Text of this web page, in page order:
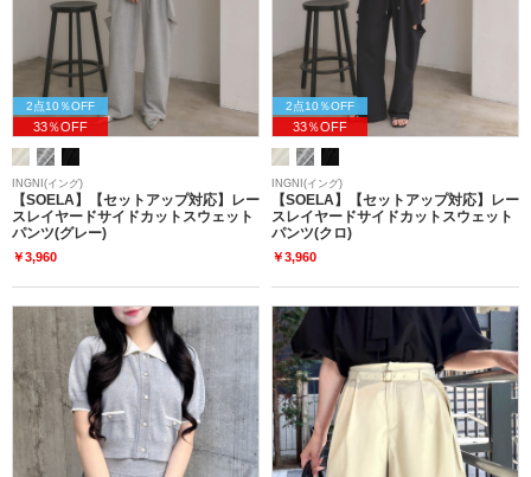
2点10％OFF
33％OFF
INGNI(イング)
【SOELA】【セットアップ対応】レー
スレイヤードサイドカットスウェット
パンツ(グレー)
￥3,960
2点10％OFF
33％OFF
INGNI(イング)
【SOELA】【セットアップ対応】レー
スレイヤードサイドカットスウェット
パンツ(クロ)
￥3,960